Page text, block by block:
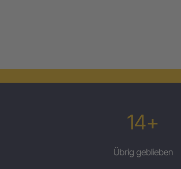
14+
Übrig geblieben